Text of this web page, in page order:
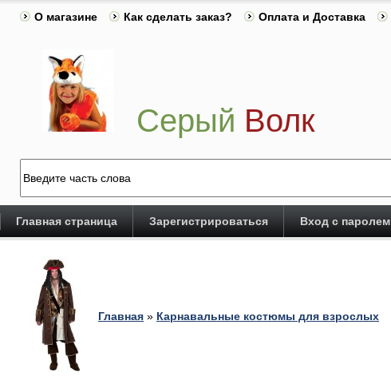
О магазине Как сделать заказ? Оплата и Доставка
Серый Волк
Главная страница Зарегистрироваться Вход с паролем
Главная » Карнавальные костюмы для взрослых